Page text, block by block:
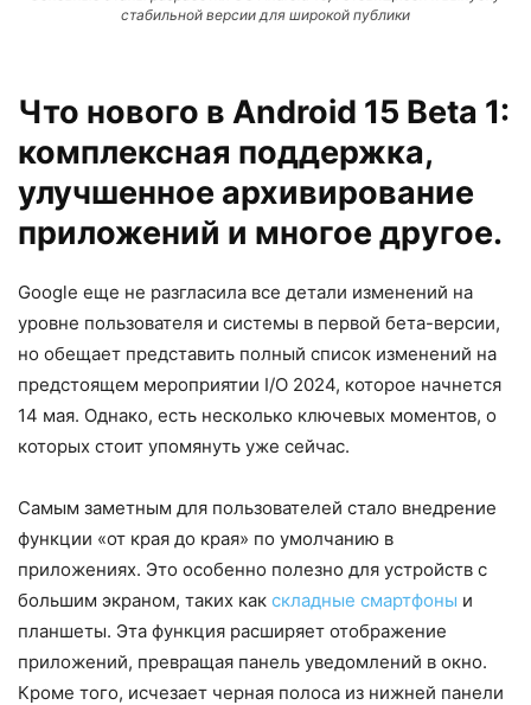
стабильной версии для широкой публики
Что нового в Android 15 Beta 1:
комплексная поддержка,
улучшенное архивирование
приложений и многое другое.
Google еще не разгласила все детали изменений на
уровне пользователя и системы в первой бета-версии,
но обещает представить полный список изменений на
предстоящем мероприятии I/O 2024, которое начнется
14 мая. Однако, есть несколько ключевых моментов, о
которых стоит упомянуть уже сейчас.
Самым заметным для пользователей стало внедрение
функции «от края до края» по умолчанию в
приложениях. Это особенно полезно для устройств с
большим экраном, таких как складные смартфоны и
планшеты. Эта функция расширяет отображение
приложений, превращая панель уведомлений в окно.
Кроме того, исчезает черная полоса из нижней панели